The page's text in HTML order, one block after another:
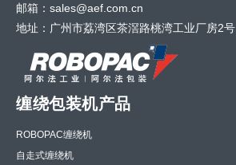
邮箱：sales@aef.com.cn
地址：广州市荔湾区茶滘路桃湾工业厂房2号
缠绕包装机产品
ROBOPAC缠绕机
自走式缠绕机